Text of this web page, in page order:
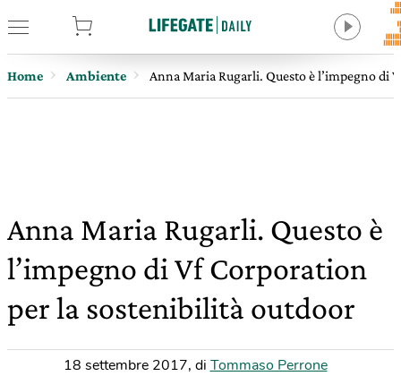
Home Ambiente Anna Maria Rugarli. Questo è l’impegno
Anna Maria Rugarli. Questo è
l’impegno di Vf Corporation
per la sostenibilità outdoor
18 settembre 2017, di Tommaso Perrone